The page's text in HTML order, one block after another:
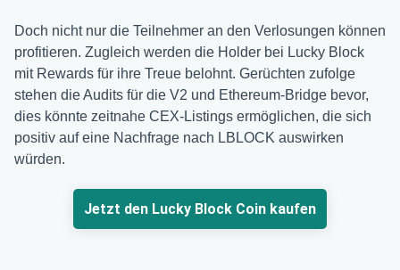
Doch nicht nur die Teilnehmer an den Verlosungen können
profitieren. Zugleich werden die Holder bei Lucky Block
mit Rewards für ihre Treue belohnt. Gerüchten zufolge
stehen die Audits für die V2 und Ethereum-Bridge bevor,
dies könnte zeitnahe CEX-Listings ermöglichen, die sich
positiv auf eine Nachfrage nach LBLOCK auswirken
würden.
Jetzt den Lucky Block Coin kaufen